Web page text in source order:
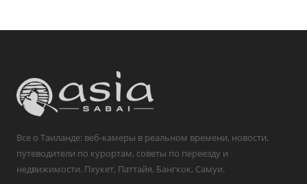
Все о Таиланде: веб-камеры в реальном времени, новости,
путеводители по курортам, советы по переезду и
недвижимости. Пхукет, Паттайя, Бангкок, Самуи.